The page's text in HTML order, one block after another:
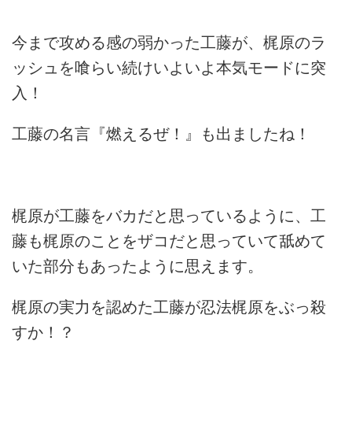
今まで攻める感の弱かった工藤が、梶原のラ
ッシュを喰らい続けいよいよ本気モードに突
入！
工藤の名言『燃えるぜ！』も出ましたね！
梶原が工藤をバカだと思っているように、工
藤も梶原のことをザコだと思っていて舐めて
いた部分もあったように思えます。
梶原の実力を認めた工藤が忍法梶原をぶっ殺
すか！？